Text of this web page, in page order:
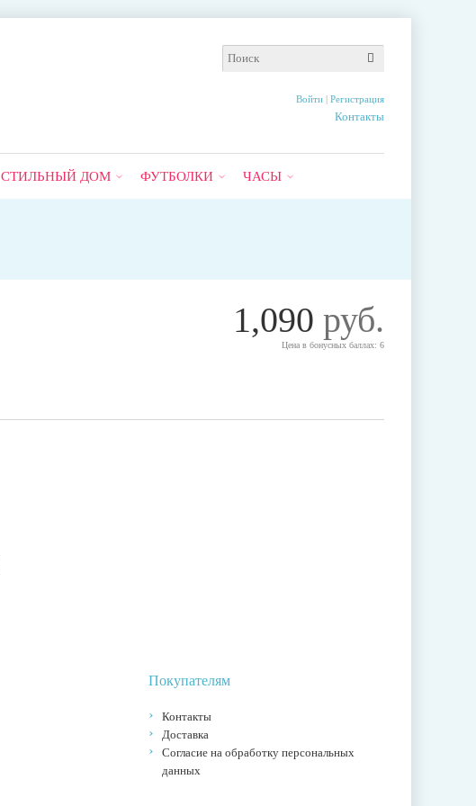
Войти| Регистрация
Контакты
СТИЛЬНЫЙ ДОМ ФУТБОЛКИ ЧАСЫ
1,090 руб.
Цена в бонусных баллах: 6
Покупателям
Контакты
Доставка
Согласие на обработку персональных
данных